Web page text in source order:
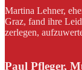
Martina Lehner,
Graz, fand ihre
zerlegen,
Paul Pfleger,